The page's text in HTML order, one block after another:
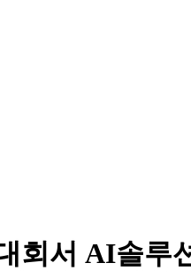
회서 AI솔루